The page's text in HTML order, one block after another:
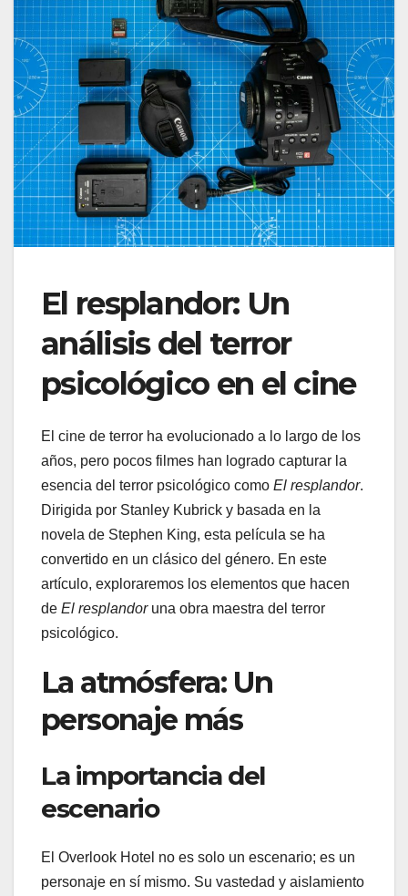
El resplandor: Un
análisis del terror
psicológico en el cine
El cine de terror ha evolucionado a lo largo de los
años, pero pocos filmes han logrado capturar la
esencia del terror psicológico como El resplandor.
Dirigida por Stanley Kubrick y basada en la
novela de Stephen King, esta película se ha
convertido en un clásico del género. En este
artículo, exploraremos los elementos que hacen
de El resplandoruna obra maestra del terror
psicológico.
La atmósfera: Un
personaje más
La importancia del
escenario
El Overlook Hotel no es solo un escenario; es un
personaje en sí mismo. Su vastedad y aislamiento